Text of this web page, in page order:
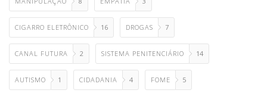
CIGARRO ELETRÔNICO 16 DROGAS 7
CANAL FUTURA 2 SISTEMA PENITENCIÁRIO 14
AUTISMO 1 CIDADANIA 4 FOME 5